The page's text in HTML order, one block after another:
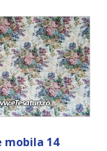
mobila 14